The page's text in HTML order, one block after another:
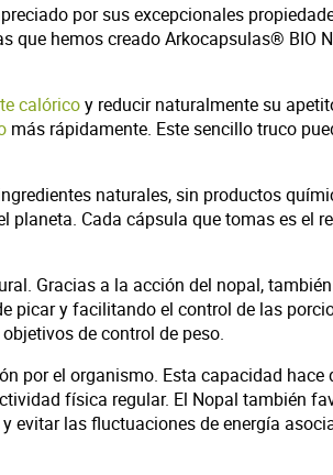
por sus excepcionales
que hemos creado Arkocapsulas® BIO
calóricoy reducir naturalmente su
más rápidamente. Este sencillo truco
naturales, sin productos
Cada cápsula que tomas es el
Gracias a la acción del nopal,
picar y facilitando el control de las
de control de peso.
por el organismo. Esta capacidad hace
física regular. El Nopal también
evitar las fluctuaciones de energía